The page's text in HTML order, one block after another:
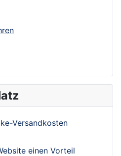
Versandkosten
einen Vorteil